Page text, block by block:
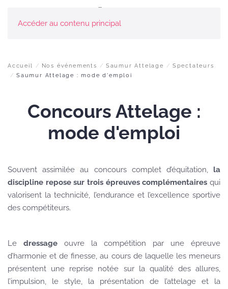
Accéder au contenu principal
Accueil Nos événements Saumur Attelage
Spectateurs
Saumur Attelage : mode d'emploi
Concours Attelage :
mode d'emploi
Souvent assimilée au concours complet d’équitation, la
discipline repose sur trois épreuves complémentaires qui
valorisent la technicité, l’endurance et l’excellence sportive
des compétiteurs.
Le dressage ouvre la compétition par une épreuve
d’harmonie et de finesse, au cours de laquelle les meneurs
présentent une reprise notée sur la qualité des allures,
l’impulsion, le style, la présentation de l’attelage et la